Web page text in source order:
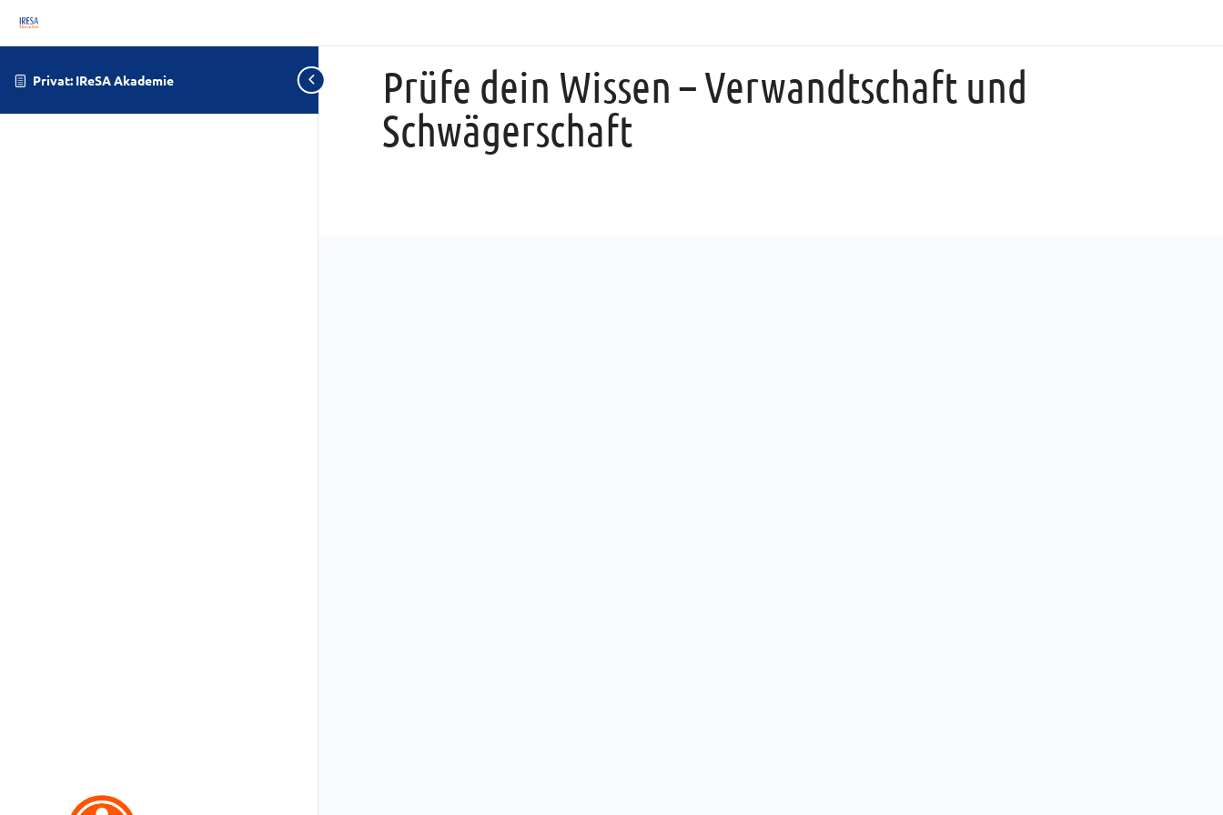
Privat: IReSA Akademie
Prüfe dein Wissen – Verwandtschaft und
Schwägerschaft